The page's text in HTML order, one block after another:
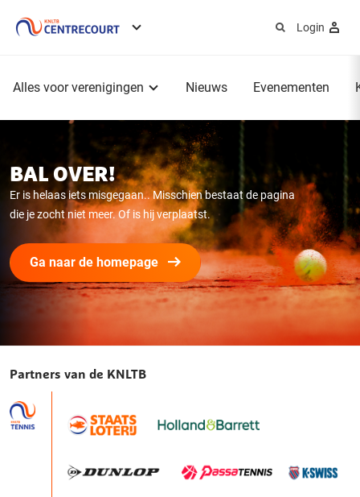
Login
Alles voor verenigingen Nieuws Evenementen
BAL OVER!
Er is helaas iets misgegaan.. Misschien bestaat de pagina
die je zocht niet meer. Of is hij verplaatst.
Ga naar de homepage
Partners van de KNLTB